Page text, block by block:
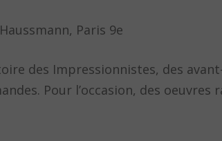
Paris 9e
des Impressionnistes, des
Pour l’occasion, des oeuvres